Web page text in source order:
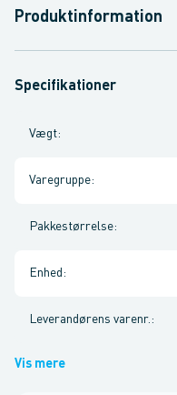
Produktinformation
Specifikationer
Vægt:
Varegruppe:
Pakkestørrelse:
Enhed :
Leverandørens varenr. :
Vis mere